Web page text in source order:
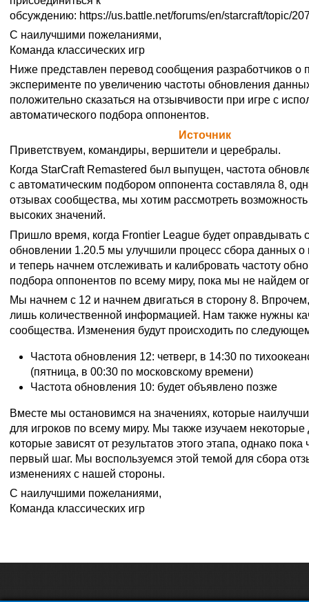
обсуждению: https://us.battle.net/forums/en/starcraft/topic/
С наилучшими пожеланиями,
Команда классических игр
Ниже представлен перевод сообщения разработчиков о
эксперименте по увеличению частоты обновления
положительно сказаться на отзывчивости при игре с
автоматического подбора оппонентов.
Источник
Приветствуем, командиры, вершители и церебралы.
Когда StarCraft Remastered был выпущен, частота
с автоматическим подбором оппонента составляла 8,
отзывах сообщества, мы хотим рассмотреть
высоких значений.
Пришло время, когда Frontier League будет оправдывать
обновлении 1.20.5 мы улучшили процесс сбора данных о
и теперь начнем отслеживать и калибровать частоту
подбора оппонентов по всему миру, пока мы не найдем
Мы начнем с 12 и начнем двигаться в сторону 8. Впрочем,
лишь количественной информацией. Нам также нужны
сообщества. Изменения будут происходить по
Частота обновления 12: четверг, в 14:30 по
(пятница, в 00:30 по московскому времени)
Частота обновления 10: будет объявлено позже
Вместе мы остановимся на значениях, которые
для игроков по всему миру. Мы также изучаем
которые зависят от результатов этого этапа, однако пока
первый шаг. Мы воспользуемся этой темой для сбора
изменениях с нашей стороны.
С наилучшими пожеланиями,
Команда классических игр